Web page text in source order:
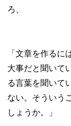
ろ、
「文章を作る
大事だと聞いて
る言葉を聞いて
ない。そういう
しょうか。」